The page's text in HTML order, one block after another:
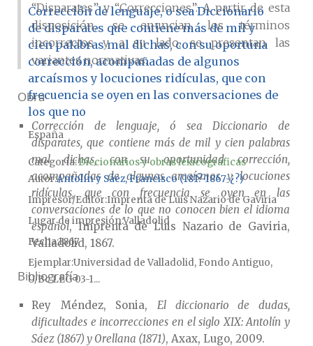
“Disparates” y “Correcciones”. A partir de esta
disposición, se enuncian los términos
incorrectos y, a su lado, se presentan las
variantes normativas.
Obra
Corrección de lenguaje, ó sea Diccionario de
disparates, que contiene más de mil y cien palabras
mal dichas, con su oportunidad corrección,
acompañadas de algunos arcaísmos y locuciones
ridículas, que con frecuencia se oyen en las
conversaciones de lo que no conocen bien el idioma
español, Imprenta de Luis Nazario de Gaviria,
Valladolid, 1867.
Bibliografía
Rey Méndez, Sonia,El diccionario de dudas,
dificultades e incorrecciones en el siglo XIX: Antolín y
Sáez (1867) y Orellana (1871), Axax, Lugo, 2009.
Corrección de lenguaje, o sea Diccionario
de disparates que contiene más de mil y
cien palabras mal dichas, con su oportuna
corrección, acompañadas de algunos
arcaísmos y locuciones ridículas, que con
frecuencia se oyen en las conversaciones de
los que no
España
Categoría:Diccionarios y obras lexicográficas
AutorAntolín y Sáez, Francisco (181?-1867-¿?)
Impresor/Editor Imprenta de Luis Nazario de Gaviria
Lugar de impresiónValladolid
Fecha1867
Ejemplar Universidad de Valladolid, Fondo Antiguo,
U/Bc LEG 03-1...